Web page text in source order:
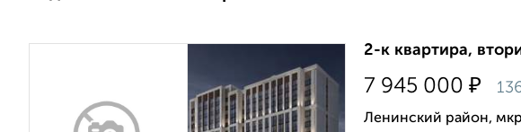
2-к квартира,
7 945 000 ₽
Ленинский район,